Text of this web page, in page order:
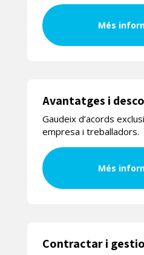
Més
Avantatges i
Gaudeix d’acords
empresa i treballadors.
Més
Contractar i